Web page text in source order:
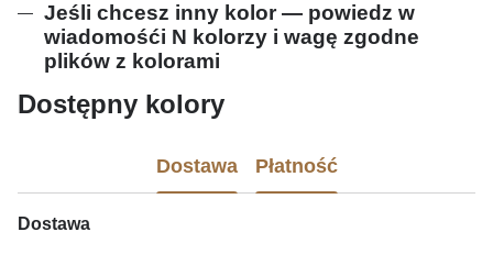
Jeśli chcesz inny kolor — powiedz w
wiadomośći N kolorzy i wagę zgodne
plików z kolorami
Dostępny kolory
Dostawa Płatność
Dostawa